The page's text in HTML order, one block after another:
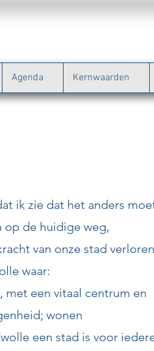
Agenda Kernwaarden
ik zie dat het anders
op de huidige weg,
van onze stad
waar:
een vitaal centrum en
wonen
een stad is voor